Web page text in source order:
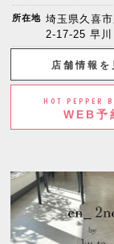
所在地 埼玉県久喜
2-17-25 早川
店舗情報を
HOT PEPPER
WEB予